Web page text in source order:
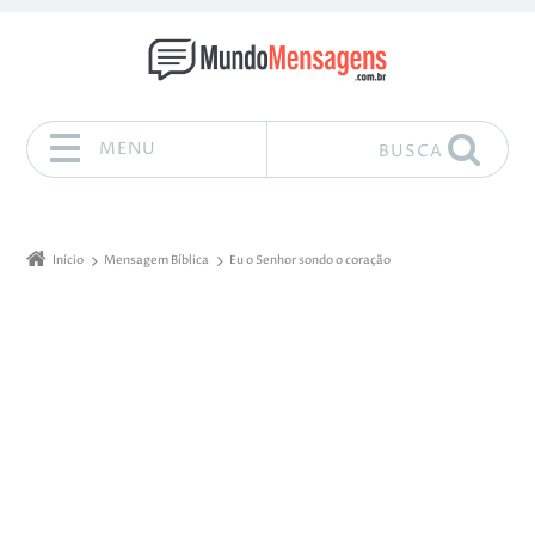
MENU BUSCA
Início Mensagem Bíblica Eu o Senhor sondo o coração